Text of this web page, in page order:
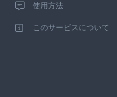
使用方法
このサービスについて